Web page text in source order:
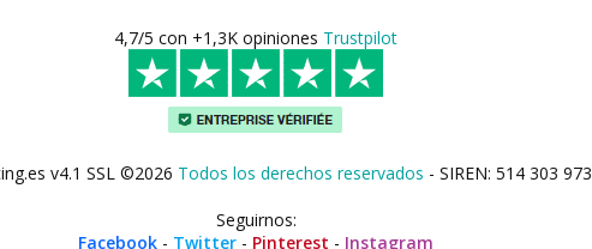
4,7/5 con +1,3K opiniones Trustpilot
v4.1 SSL ©2026 Todos los derechos reservados - SIREN: 514 303 973
Seguirnos:
Facebook - Twitter - Pinterest - Instagram